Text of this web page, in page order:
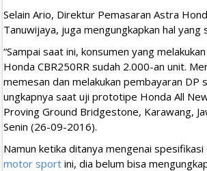
Selain Ario, Direktur Pemasaran Astra
Tanuwijaya, juga mengungkapkan hal yang
“Sampai saat ini, konsumen yang
Honda CBR250RR sudah 2.000-an unit.
memesan dan melakukan pembayaran DP
ungkapnya saat uji prototipe Honda All
Proving Ground Bridgestone, Karawang,
Senin (26-09-2016).
Namun ketika ditanya mengenai spesifikasi
motor sport ini, dia belum bisa